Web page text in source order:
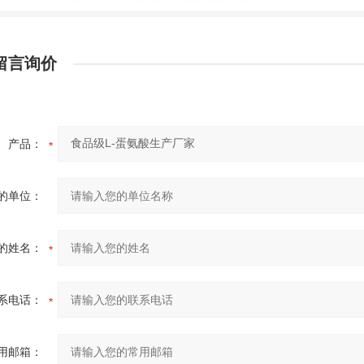
言询价
产品：
单位：
姓名：
电话：
邮箱：